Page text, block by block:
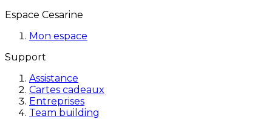
Espace Cesarine
Mon espace
Support
Assistance
Cartes cadeaux
Entreprises
Team building